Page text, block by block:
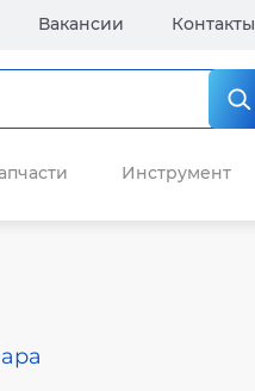
Вакансии Контакты
Инструмент